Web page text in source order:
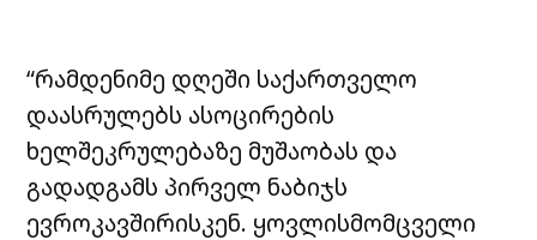
“რამდენიმე დღეში საქართველო
დაასრულებს ასოცირების
ხელშეკრულებაზე მუშაობას და
გადადგამს პირველ ნაბიჯს
ევროკავშირისკენ. ყოვლისმომცველი